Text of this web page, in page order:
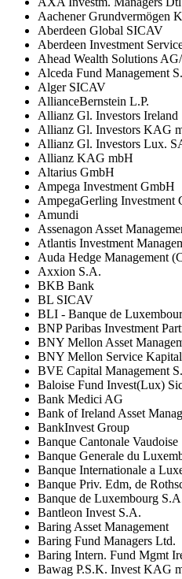
Aachener Grundvermögen
Aberdeen Global SICAV
Aberdeen Investment
Ahead Wealth Solutions
Alceda Fund Management
Alger SICAV
AllianceBernstein L.P.
Allianz Gl. Investors Ireland
Allianz Gl. Investors KAG
Allianz Gl. Investors Lux.
Allianz KAG mbH
Altarius GmbH
Ampega Investment GmbH
AmpegaGerling Investment
Amundi
Assenagon Asset
Atlantis Investment
Auda Hedge Management
Axxion S.A.
BKB Bank
BL SICAV
BLI - Banque de
BNP Paribas Investment
BNY Mellon Asset
BNY Mellon Service
BVE Capital Management
Baloise Fund Invest(Lux)
Bank Medici AG
Bank of Ireland Asset
BankInvest Group
Banque Cantonale Vaudoise
Banque Generale du
Banque Internationale a
Banque Priv. Edm, de
Banque de Luxembourg
Bantleon Invest S.A.
Baring Asset Management
Baring Fund Managers Ltd.
Baring Intern. Fund Mgmt
Bawag P.S.K. Invest KAG